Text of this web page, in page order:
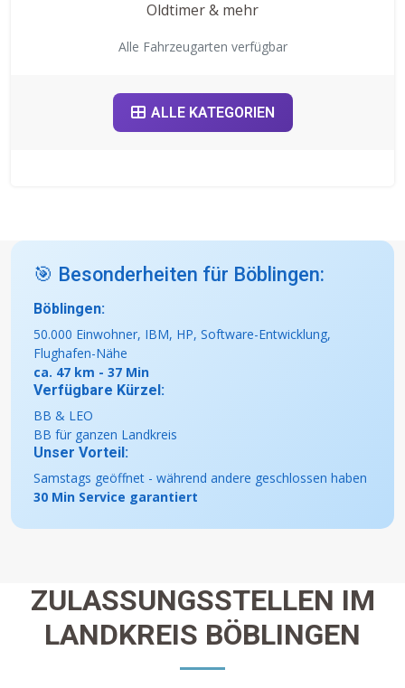
Oldtimer & mehr
Alle Fahrzeugarten verfügbar
ALLE KATEGORIEN
🎯 Besonderheiten für Böblingen:
Böblingen:
50.000 Einwohner, IBM, HP, Software-Entwicklung,
Flughafen-Nähe
ca. 47 km - 37 Min
Verfügbare Kürzel:
BB & LEO
BB für ganzen Landkreis
Unser Vorteil:
Samstags geöffnet - während andere geschlossen haben
30 Min Service garantiert
ZULASSUNGSSTELLEN IM
LANDKREIS BÖBLINGEN